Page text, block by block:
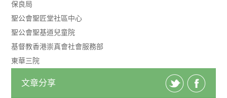
保良局
聖公會聖匠堂社區中心
聖公會聖基道兒童院
基督教香港崇真會社會服務部
東華三院
文章分享